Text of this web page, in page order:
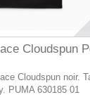
Cloudspun
Cloudspun noir.
PUMA 630185 01